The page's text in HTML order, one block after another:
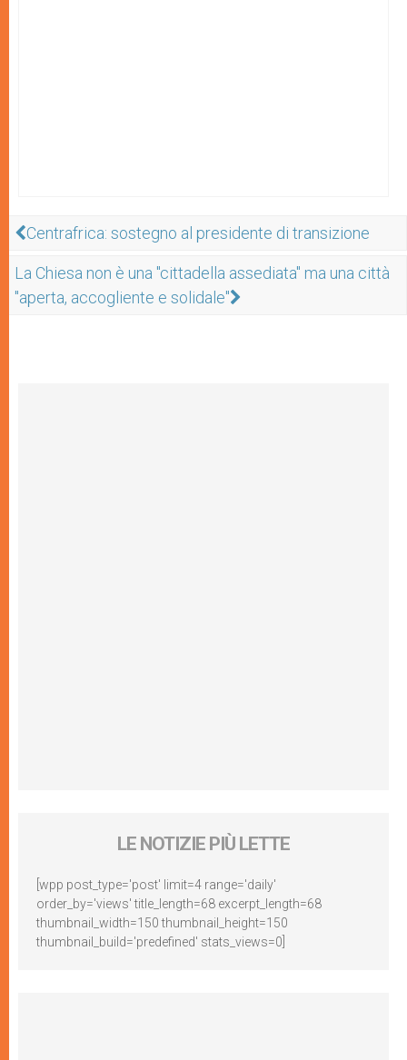
Centrafrica: sostegno al presidente di transizione
La Chiesa non è una "cittadella assediata" ma una città
"aperta, accogliente e solidale"
LE NOTIZIE PIÙ LETTE
[wpp post_type='post' limit=4 range='daily'
order_by='views' title_length=68 excerpt_length=68
thumbnail_width=150 thumbnail_height=150
thumbnail_build='predefined' stats_views=0]